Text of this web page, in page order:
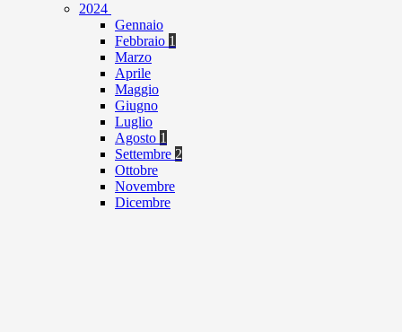
2024
Gennaio
Febbraio 1
Marzo
Aprile
Maggio
Giugno
Luglio
Agosto 1
Settembre 2
Ottobre
Novembre
Dicembre